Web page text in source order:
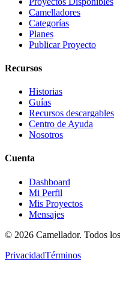
Camelladores
Categorías
Planes
Publicar Proyecto
Recursos
Historias
Guías
Recursos descargables
Centro de Ayuda
Nosotros
Cuenta
Dashboard
Mi Perfil
Mis Proyectos
Mensajes
© 2026 Camellador. Todos
PrivacidadTérminos